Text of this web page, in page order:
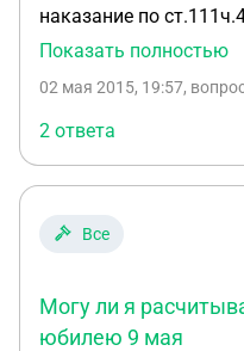
наказание по
колонии строгого
амнистия которая
то на основании
ему могут снизить
Показать полностью
02 мая 2015, 19:57,
2 ответа
Все
Могу ли я
юбилею 9 мая